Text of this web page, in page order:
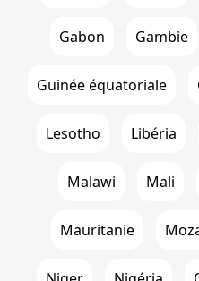
Gabon Gambie
Guinée équatoriale
Lesotho Libéria
Malawi Mali
Mauritanie